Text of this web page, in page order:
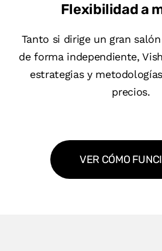
Flexibilidad a
Tanto si dirige un gran
de forma independiente,
estrategias y
precios.
VER CÓMO